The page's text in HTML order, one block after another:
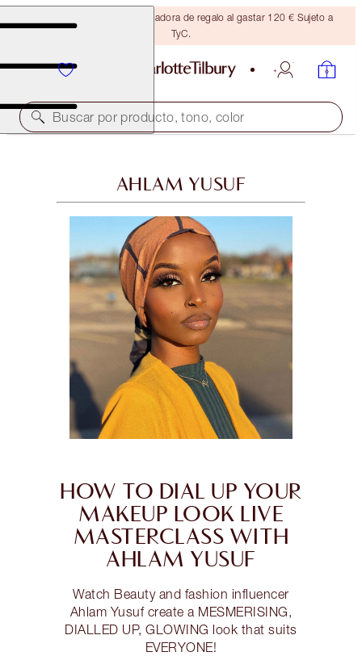
Consigue una brocha bronceadora de regalo al gastar 120 € Sujeto a
TyC.
Buscar por producto, tono, color
AHLAM YUSUF
HOW TO DIAL UP YOUR
MAKEUP LOOK LIVE
MASTERCLASS WITH
AHLAM YUSUF
Watch Beauty and fashion influencer
Ahlam Yusuf create a MESMERISING,
DIALLED UP, GLOWING look that suits
EVERYONE!